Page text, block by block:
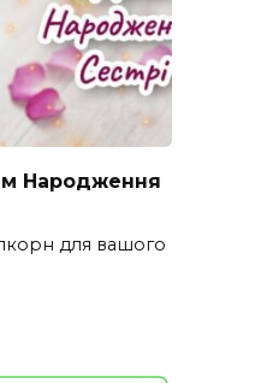
Народження
для вашого